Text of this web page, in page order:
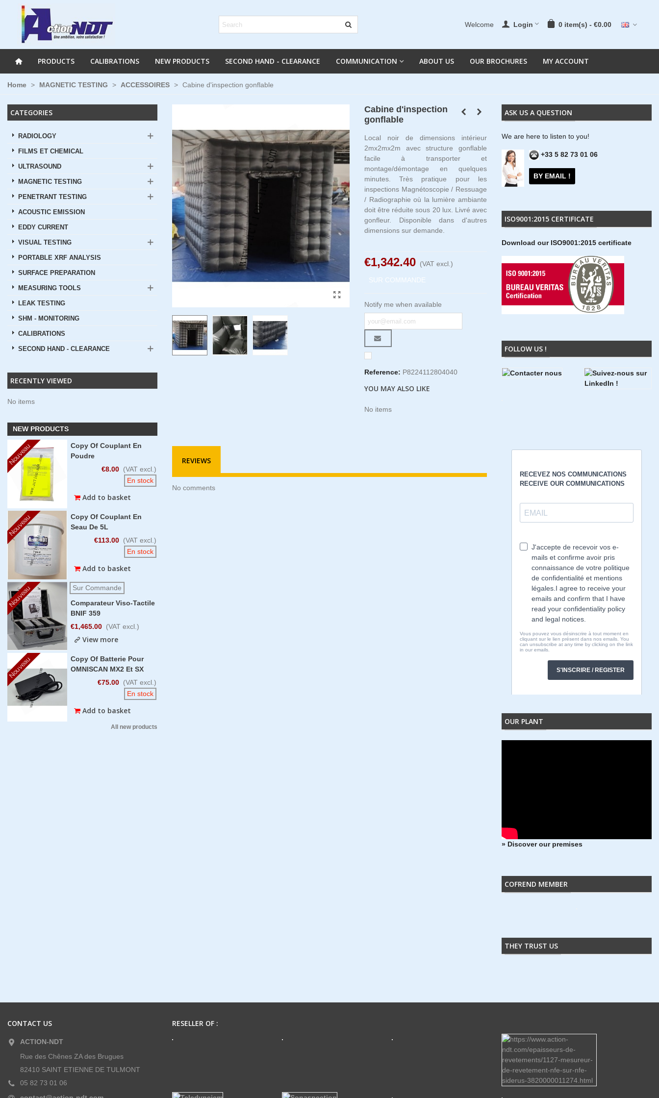
Welcome Login 0 item(s) - €0.00
PRODUCTS CALIBRATIONS NEW PRODUCTS SECOND HAND - CLEARANCE COMMUNICATION ABOUT US OUR BROCHURES MY ACCOUNT
Home > MAGNETIC TESTING > ACCESSOIRES > Cabine d'inspection gonflable
CATEGORIES
RADIOLOGY
FILMS ET CHEMICAL
ULTRASOUND
MAGNETIC TESTING
PENETRANT TESTING
ACOUSTIC EMISSION
EDDY CURRENT
VISUAL TESTING
PORTABLE XRF ANALYSIS
SURFACE PREPARATION
MEASURING TOOLS
LEAK TESTING
SHM - MONITORING
CALIBRATIONS
SECOND HAND - CLEARANCE
RECENTLY VIEWED
No items
NEW PRODUCTS
Nouveau
Copy Of Couplant En
Poudre
€8.00 (VAT excl.)
En stock
Add to basket
Nouveau
Copy Of Couplant En
Seau De 5L
€113.00 (VAT excl.)
En stock
Add to basket
Nouveau
Sur Commande
Comparateur Viso-Tactile
BNIF 359
€1,465.00 (VAT excl.)
View more
Nouveau
Copy Of Batterie Pour
OMNISCAN MX2 Et SX
€75.00 (VAT excl.)
En stock
Add to basket
All new products
ASK US A QUESTION
We are here to listen to you!
+33 5 82 73 01 06
BY EMAIL !
ISO9001:2015 CERTIFICATE
Download our ISO9001:2015 certificate
FOLLOW US !
OUR PLANT
» Discover our premises
COFREND MEMBER
THEY TRUST US
Cabine d'inspection
gonflable
Local noir de dimensions intérieur
2mx2mx2m avec structure gonflable
facile à transporter et
montage/démontage en quelques
minutes. Très pratique pour les
inspections Magnétoscopie / Ressuage
/ Radiographie où la lumière ambiante
doit être réduite sous 20 lux. Livré avec
gonfleur. Disponible dans d'autres
dimensions sur demande.
€1,342.40 (VAT excl.)
SUR COMMANDE
Notify me when available
Reference: P8224112804040
YOU MAY ALSO LIKE
No items
REVIEWS
No comments
CONTACT US
ACTION-NDT
Rue des Chênes ZA des Brugues
82410 SAINT ETIENNE DE TULMONT
05 82 73 01 06
RESELLER OF :